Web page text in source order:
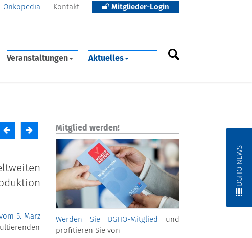
Onkopedia Kontakt Mitglieder-Login
Veranstaltungen Aktuelles
DGHO NEWS
5. März
Mitglied werden!
Werden Sie DGHO-Mitglied
und
profitieren Sie von